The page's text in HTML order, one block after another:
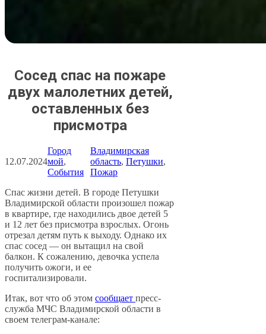
Сосед спас на пожаре
двух малолетних детей,
оставленных без
присмотра
12.07.2024
Город
мой
События
Владимирская
область, Петушки
Пожар
Спас жизни детей. В городе Петушки
Владимирской области произошел пожар
в квартире, где находились двое детей 5
и 12 лет без присмотра взрослых. Огонь
отрезал детям путь к выходу. Однако их
спас сосед — он вытащил на свой
балкон. К сожалению, девочка успела
получить ожоги, и ее
госпитализировали.
Итак, вот что об этом сообщает пресс-
служба МЧС Владимирской области в
своем телеграм-канале: